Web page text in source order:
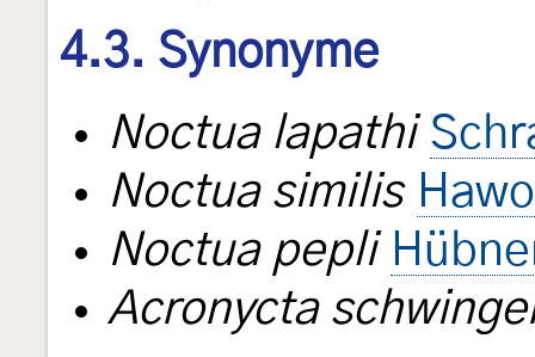
4.3. Synonyme
Noctua lapathi
Noctua similis
Noctua pepli
Acronycta